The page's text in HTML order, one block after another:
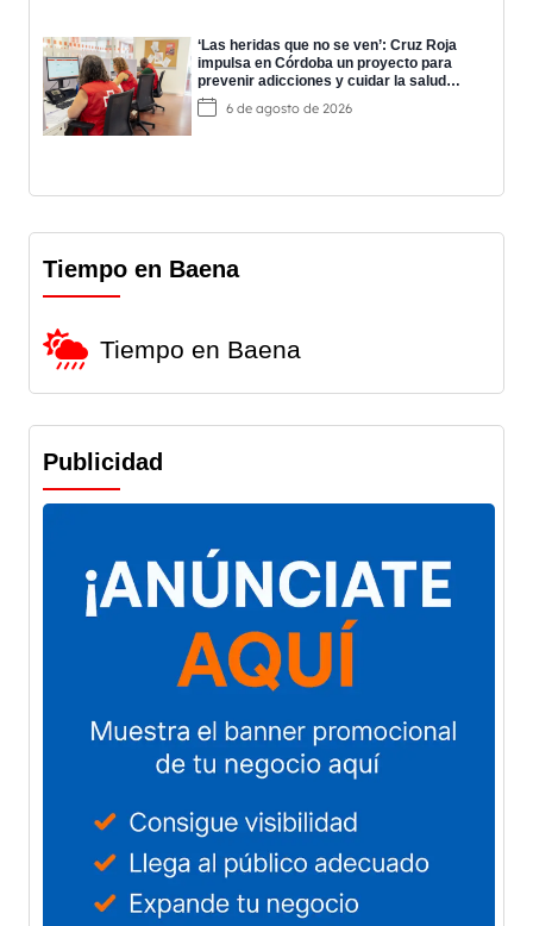
‘Las heridas que no se ven’: Cruz Roja
impulsa en Córdoba un proyecto para
prevenir adicciones y cuidar la salud
mental
6 de agosto de 2026
Tiempo en Baena
Tiempo en Baena
Publicidad